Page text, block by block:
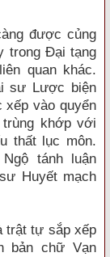
được củng
trong Đại tạng
quan khác.
sư Lược biện
vào quyển
khớp với
thất lục môn.
tánh luận
Huyết mạch
trật tự sắp xếp
bản chữ Vạn